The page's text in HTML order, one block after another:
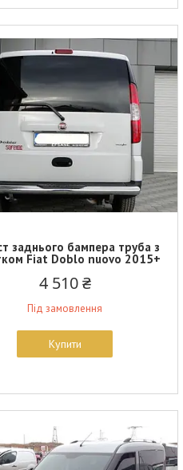
заднього бампера труба з
Fiat Doblo nuovo 2015+
4 510 ₴
Під замовлення
Купити